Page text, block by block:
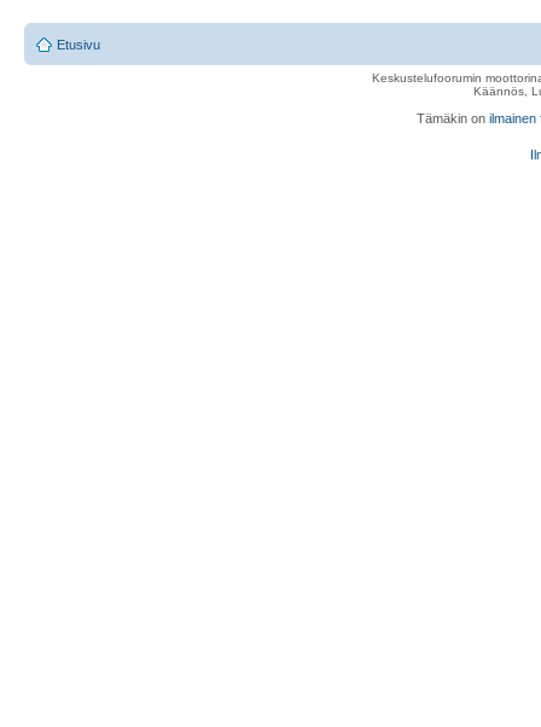
Etusivu
Keskustelufoorumin
Käännös,
Tämäkin on ilmainen